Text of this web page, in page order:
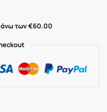
άνω των €60.00